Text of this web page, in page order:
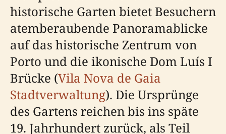
historische Garten bietet Besuchern
atemberaubende Panoramablicke
auf das historische Zentrum von
Porto und die ikonische Dom Luís I
Brücke (Vila Nova de Gaia
Stadtverwaltung). Die Ursprünge
des Gartens reichen bis ins späte
19. Jahrhundert zurück, als Teil